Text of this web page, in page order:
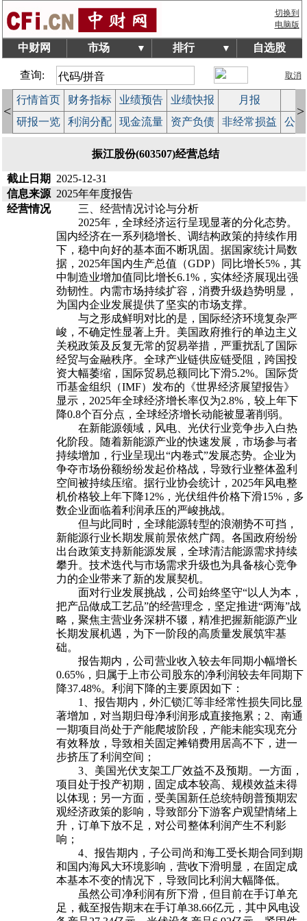
切换到
电脑版
中财网 市场 ▼ 排行 ▼ 自选股
查询: 取消
<
行情首页 财务指标 业绩预告 业绩快报 月报
研报一览
利润分配 现金流量 资产负债 非经常损益 公
>
振江股份(603507)经营总结
截止日期
2025-12-31
信息来源 2025年年度报告
经营情况
三、经营情况讨论与分析
2025年，全球经济运行呈现显著的分化态势。
国内经济在一系列稳增长、调结构政策的持续作用
下，稳中向好的基本面不断巩固。据国家统计局数
据，2025年国内生产总值（GDP）同比增长5%，其
中制造业增加值同比增长6.1%，实体经济展现出强
劲韧性。内需市场持续扩容，消费升级趋势明显，
为国内企业发展提供了坚实的市场支撑。
与之形成鲜明对比的是，国际经济环境复杂严
峻，不确定性显著上升。美国政府推行的单边主义
关税政策及反复无常的贸易举措，严重扰乱了国际
经贸与金融秩序。全球产业链供应链受阻，跨国投
资大幅萎缩，国际贸易总额同比下滑5.2%。国际货
币基金组织（IMF）发布的《世界经济展望报告》
显示，2025年全球经济增长率仅为2.8%，较上年下
降0.8个百分点，全球经济增长动能被显著削弱。
在新能源领域，风电、光伏行业竞争步入白热
化阶段。随着新能源产业的快速发展，市场参与者
持续增加，行业呈现出“内卷式”发展态势。企业为
争夺市场份额纷纷发起价格战，导致行业整体盈利
空间被持续压缩。据行业协会统计，2025年风电整
机价格较上年下降12%，光伏组件价格下滑15%，多
数企业面临着利润承压的严峻挑战。
但与此同时，全球能源转型的浪潮势不可挡，
新能源行业长期发展前景依然广阔。各国政府纷纷
出台政策支持新能源发展，全球清洁能源需求持续
攀升。技术迭代与市场需求升级也为具备核心竞争
力的企业带来了新的发展契机。
面对行业发展挑战，公司始终坚守“以人为本，
把产品做成工艺品”的经营理念，坚定推进“两海”战
略，聚焦主营业务深耕不辍，精准把握新能源产业
长期发展机遇，为下一阶段的高质量发展筑牢基
础。
报告期内，公司营业收入较去年同期小幅增长
0.65%，归属于上市公司股东的净利润较去年同期下
降37.48%。利润下降的主要原因如下：
1、报告期内，外汇锁汇等非经常性损失同比显
著增加，对当期归母净利润形成直接拖累；2、南通
一期项目尚处于产能爬坡阶段，产能未能实现充分
有效释放，导致相关固定摊销费用居高不下，进一
步挤压了利润空间；
3、美国光伏支架工厂效益不及预期。一方面，
项目处于投产初期，固定成本较高、规模效益未得
以体现；另一方面，受美国新任总统特朗普预期宏
观经济政策的影响，导致部分下游客户观望情绪上
升，订单下放不足，对公司整体利润产生不利影
响；
4、报告期内，子公司尚和海工受长期合同到期
和国内海风大环境影响，营收下滑明显，在固定成
本基本不变的情况下，导致同比利润大幅降低。
虽然公司净利润有所下滑，但目前在手订单充
足，截至报告期末在手订单38.66亿元，其中风电设